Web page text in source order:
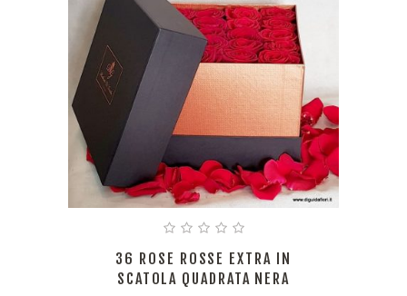
36 ROSE ROSSE EXTRA IN
SCATOLA QUADRATA NERA